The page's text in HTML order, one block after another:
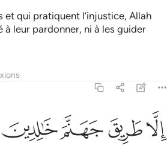
et qui pratiquent l’injustice, Allah
à leur pardonner, ni à les guider
الا طريق جهنم خالدين فيها ابدا وكان ذالك على
إِلَّا طَرِيقَ جَهَنَّمَ خَـٰلِدِينَ فِيهَآ أَبَدًۭا ۚ وَكَانَ
ﲩﲪﲫﲬ